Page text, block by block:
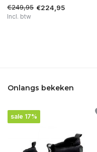
€249,95 €224,95
Incl. btw
Onlangs bekeken
sale 17%